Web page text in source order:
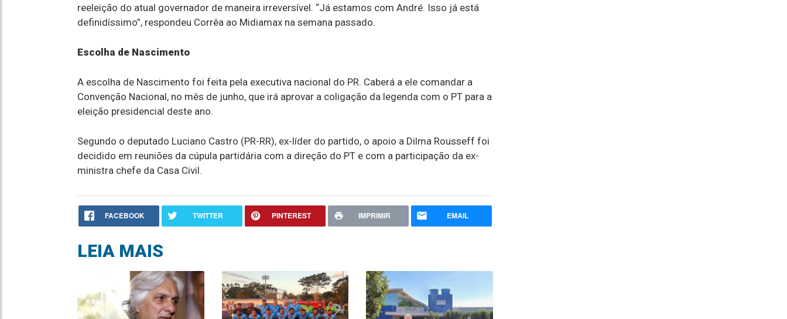
reeleição do atual governador de maneira irreversível. “Já estamos com André. Isso já está
definidíssimo”, respondeu Corrêa ao Midiamax na semana passado.
Escolha de Nascimento
A escolha de Nascimento foi feita pela executiva nacional do PR. Caberá a ele comandar a
Convenção Nacional, no mês de junho, que irá aprovar a coligação da legenda com o PT para a
eleição presidencial deste ano.
Segundo o deputado Luciano Castro (PR-RR), ex-líder do partido, o apoio a Dilma Rousseff foi
decidido em reuniões da cúpula partidária com a direção do PT e com a participação da ex-
ministra chefe da Casa Civil.
FACEBOOK TWITTER PINTEREST IMPRIMIR EMAIL
LEIA MAIS